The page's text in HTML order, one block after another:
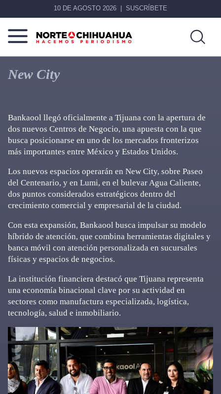
10 DE AGOSTO 2026 SUSCRÍBETE
Norte
De
Chihuahua
Más
que
noticias,
New City
Bankaool llegó oficialmente a Tijuana con la apertura de
dos nuevos Centros de Negocio, una apuesta con la que
busca posicionarse en uno de los mercados fronterizos
más importantes entre México y Estados Unidos.
Los nuevos espacios operarán en New City, sobre Paseo
del Centenario, y en Lumi, en el bulevar Agua Caliente,
dos puntos considerados estratégicos dentro del
crecimiento comercial y empresarial de la ciudad.
Con esta expansión, Bankaool busca impulsar su modelo
híbrido de atención, que combina herramientas digitales y
banca móvil con atención personalizada en sucursales
físicas y espacios de negocios.
La institución financiera destacó que Tijuana representa
una economía binacional clave por su actividad en
sectores como manufactura especializada, logística,
tecnología, salud e inmobiliario.